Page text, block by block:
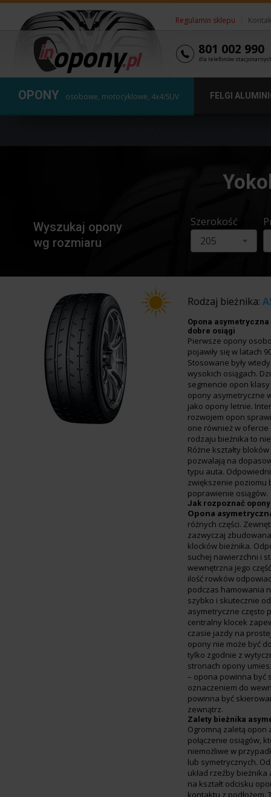
Regulamin sklepu
801 002 990
dla telefonów
OPONY osobowe, motocyklowe, 4x4/SUV FELGI
Wyszukaj opony
wg rozmiaru
Szerokość
205
Rodzaj bieżnika:
Opona
dobre osiągi
Pierwsze opony
pojawiły się w latach
Stosowane były
wysokich osiągach.
segmencie opon
opony asymetryczne
jako opony letnie.
rozwojem opon
one również w ofercie
rodzaju bieżnika to
Różne kształty
pozwalają na
typu auta.
zwiększenie poziomu
poprawienie osiągów.
Jak rozpoznać
Opona
różnych części.
zazwyczaj
klocków bieżnika.
suchej nawierzchni i
wewnętrzna jego
ilość rowków
podczas hamowania
szybko i skutecznie
asymetryczne często
centralny klocek
czasie jazdy na
opony nie może być
tylko zgodnie z
stronach opony
– opona powinna być
oznaczeniem do
powinna być
zewnątrz.
Zalety bieżnika
Ogromną zaletą opon
połączenie osiągów,
niemożliwe w
lub symetrycznych.
układ rzeźby
na kształt odcisku
kontaktu z podłożem.